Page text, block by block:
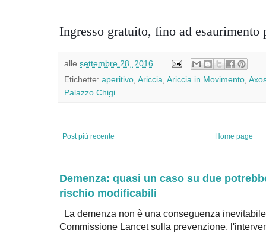
Ingresso gratuito, fino ad esaurimento
alle settembre 28, 2016
Etichette: aperitivo Ariccia Ariccia in Movimento
Palazzo Chigi
Post più recente Home page
Demenza: quasi un caso su due
rischio modificabili
La demenza non è una conseguenza
Commissione Lancet sulla prevenzione,